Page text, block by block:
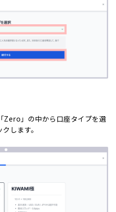
Zero」の中から口座タイプを選
します。